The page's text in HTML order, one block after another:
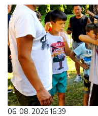
06. 08. 2026 16:39